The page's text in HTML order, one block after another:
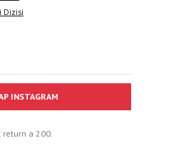
Dizisi
INSTAGRAM
a 200.